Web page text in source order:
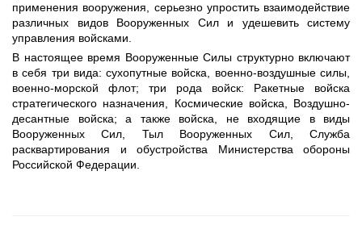
применения вооружения, серьезно упростить взаимодействие
различных видов Вооруженных Сил и удешевить систему
управления войсками.
В настоящее время Вооруженные Силы структурно включают
в себя три вида: сухопутные войска, военно-воздушные силы,
военно-морской флот; три рода войск: Ракетные войска
стратегического назначения, Космические войска, Воздушно-
десантные войска; а также войска, не входящие в виды
Вооруженных Сил, Тыл Вооруженных Сил, Служба
расквартирования и обустройства Министерства обороны
Российской Федерации.